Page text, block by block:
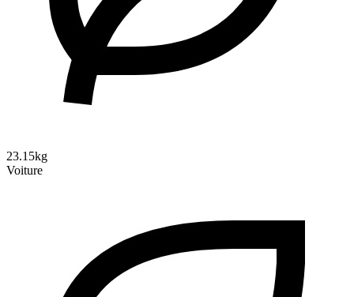
23.15kg
Voiture